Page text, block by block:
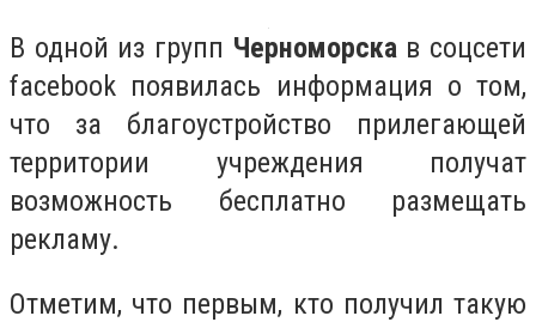
В одной из групп Черноморскав соцсети
facebook появилась информация о том,
что за благоустройство прилегающей
территории учреждения получат
возможность бесплатно размещать
рекламу.
Отметим, что первым, кто получил такую